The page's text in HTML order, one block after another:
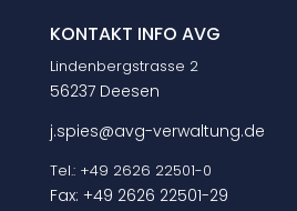
KONTAKT INFO AVG
Lindenbergstrasse 2
56237 Deesen
j.spies@avg-verwaltung.de
Tel.: +49 2626 22501-0
Fax: +49 2626 22501-29